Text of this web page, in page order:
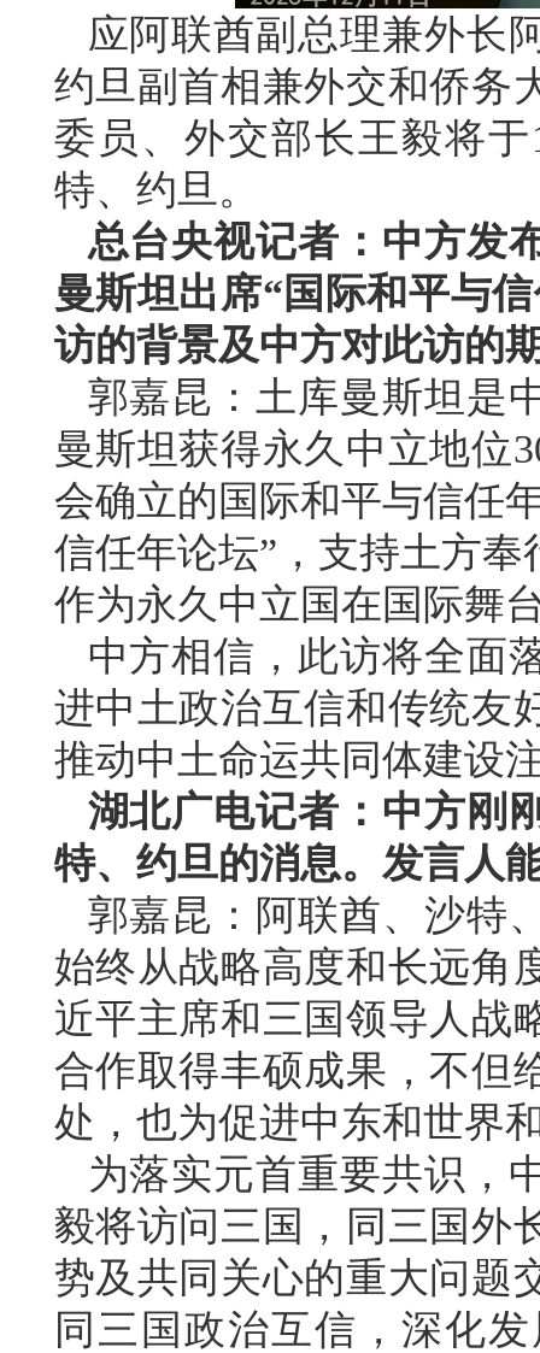
应阿联酋副总理兼外长
约旦副首相兼外交和侨务
委员、外交部长王毅将
特、约旦。
总台央视记者：中方发
曼斯坦出席“国际和平与
访的背景及中方对此访的
郭嘉昆：土库曼斯坦是
曼斯坦获得永久中立地位
会确立的国际和平与信任
信任年论坛”，支持土方
作为永久中立国在国际舞
中方相信，此访将全面
进中土政治互信和传统友
推动中土命运共同体建设
湖北广电记者：中方刚
特、约旦的消息。发言人
郭嘉昆：阿联酋、沙特
始终从战略高度和长远角
近平主席和三国领导人战
合作取得丰硕成果，不但
处，也为促进中东和世界
为落实元首重要共识，
毅将访问三国，同三国外
势及共同关心的重大问题
同三国政治互信，深化